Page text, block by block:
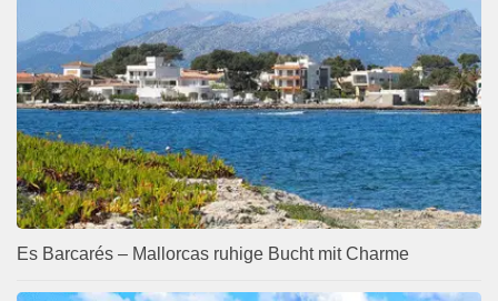
Es Barcarés – Mallorcas ruhige Bucht mit Charme